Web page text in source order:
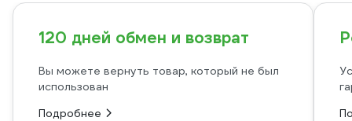
120 дней обмен и возврат
Вы можете вернуть товар, который не был
использован
Подробнее